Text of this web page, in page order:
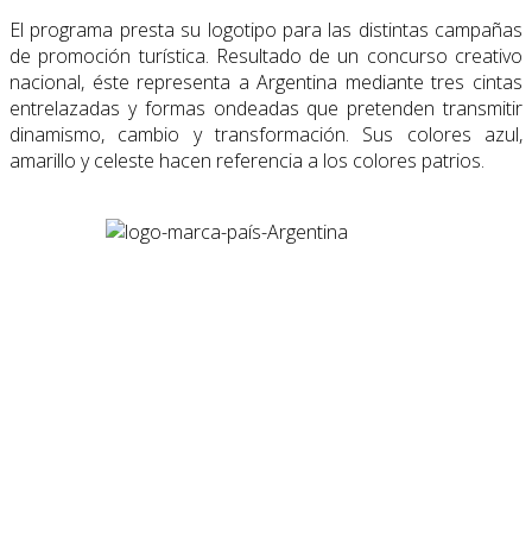
El programa presta su logotipo para las distintas campañas
de promoción turística. Resultado de un concurso creativo
nacional, éste representa a Argentina mediante tres cintas
entrelazadas y formas ondeadas que pretenden transmitir
dinamismo, cambio y transformación. Sus colores azul,
amarillo y celeste hacen referencia a los colores patrios.